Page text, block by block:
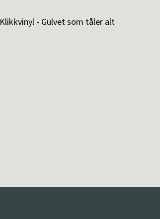
Klikkvinyl - Gulvet som tåler alt